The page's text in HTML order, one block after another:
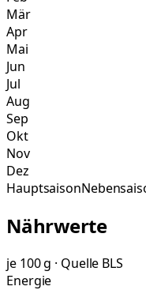
Mär
Apr
Mai
Jun
Jul
Aug
Sep
Okt
Nov
Dez
Hauptsaison
Nährwerte
je 100 g · Quelle BLS
Energie